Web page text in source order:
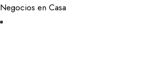
Negocios en Casa